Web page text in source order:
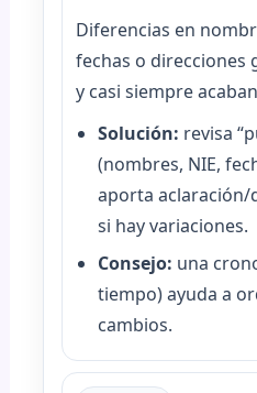
Diferencias en
fechas o direcciones
y casi siempre
Solución: revisa
(nombres, NIE,
aporta
si hay variaciones.
Consejo: una
tiempo) ayuda a
cambios.